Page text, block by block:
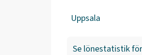
Uppsala
Se lönestatistik för